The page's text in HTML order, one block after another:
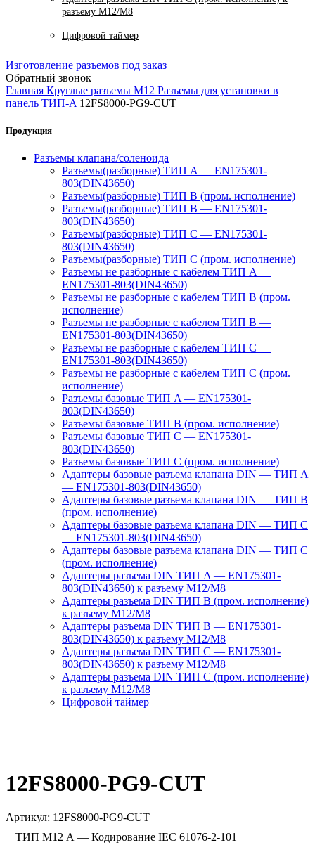
разъему M12/M8
Цифровой таймер
Изготовление разъемов под заказ
Обратный звонок
Главная Круглые разъемы M12 Разъемы для установки в
панель ТИП-A 12FS8000-PG9-CUT
Продукция
Разъемы клапана/соленоида
Разъемы(разборные) ТИП A — EN175301-
803(DIN43650)
Разъемы(разборные) ТИП В (пром. исполнение)
Разъемы(разборные) ТИП B — EN175301-
803(DIN43650)
Разъемы(разборные) ТИП C — EN175301-
803(DIN43650)
Разъемы(разборные) ТИП С (пром. исполнение)
Разъемы не разборные с кабелем ТИП A —
EN175301-803(DIN43650)
Разъемы не разборные с кабелем ТИП B (пром.
исполнение)
Разъемы не разборные с кабелем ТИП B —
EN175301-803(DIN43650)
Разъемы не разборные с кабелем ТИП C —
EN175301-803(DIN43650)
Разъемы не разборные с кабелем ТИП C (пром.
исполнение)
Разъемы базовые ТИП A — EN175301-
803(DIN43650)
Разъемы базовые ТИП В (пром. исполнение)
Разъемы базовые ТИП C — EN175301-
803(DIN43650)
Разъемы базовые ТИП C (пром. исполнение)
Адаптеры базовые разъема клапана DIN — ТИП A
— EN175301-803(DIN43650)
Адаптеры базовые разъема клапана DIN — ТИП B
(пром. исполнение)
Адаптеры базовые разъема клапана DIN — ТИП C
— EN175301-803(DIN43650)
Адаптеры базовые разъема клапана DIN — ТИП C
(пром. исполнение)
Адаптеры разъема DIN ТИП A — EN175301-
803(DIN43650) к разъему M12/M8
Адаптеры разъема DIN ТИП B (пром. исполнение)
к разъему M12/M8
Адаптеры разъема DIN ТИП B — EN175301-
803(DIN43650) к разъему M12/M8
Адаптеры разъема DIN ТИП C — EN175301-
803(DIN43650) к разъему M12/M8
Адаптеры разъема DIN ТИП C (пром. исполнение)
к разъему M12/M8
Цифровой таймер
12FS8000-PG9-CUT
Артикул: 12FS8000-PG9-CUT
ТИП M12 А — Кодирование IEC 61076-2-101